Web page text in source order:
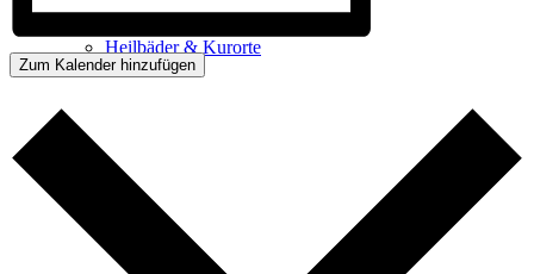
Heilbäder & Kurorte
Freizeit
Zum Kalender hinzufügen